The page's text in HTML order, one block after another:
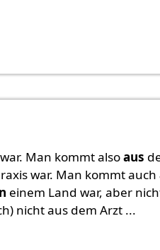
war. Man kommt alsoaus
war. Man kommt auch
einem Land war, aber
nicht aus dem Arzt ...